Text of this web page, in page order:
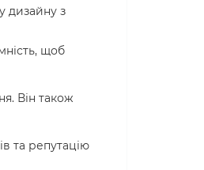
дизайну з
щоб
Він також
та репутацію